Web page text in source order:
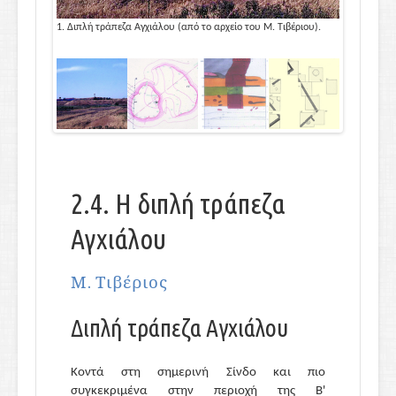
2. Κάτοψη τούμπας-τράπεζας.
2.4. Η διπλή τράπεζα
Αγχιάλου
Μ. Τιβέριος
Διπλή τράπεζα Αγχιάλου
Κοντά στη σημερινή Σίνδο και πιο
συγκεκριμένα στην περιοχή της Β'